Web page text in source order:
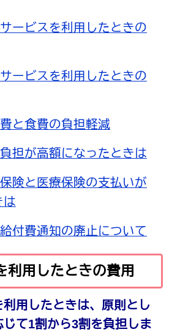
ービスを利用したときの
ービスを利用したときの
と食費の負担軽減
担が高額になったときは
険と医療保険の支払いが
は
付費通知の廃止について
利用したときの費用
用したときは、原則とし
て1割から3割を負担しま